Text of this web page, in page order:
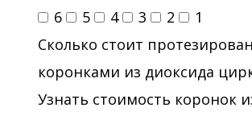
6 5 4 3 2
1
Сколько стоит
коронками из диоксида
Узнать стоимость коронок